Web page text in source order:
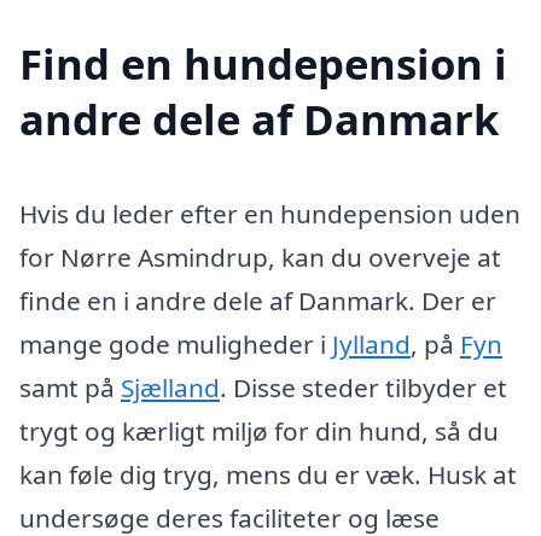
Find en hundepension i
andre dele af Danmark
Hvis du leder efter en hundepension uden
for Nørre Asmindrup, kan du overveje at
finde en i andre dele af Danmark. Der er
mange gode muligheder i Jylland, på Fyn
samt på Sjælland. Disse steder tilbyder et
trygt og kærligt miljø for din hund, så du
kan føle dig tryg, mens du er væk. Husk at
undersøge deres faciliteter og læse